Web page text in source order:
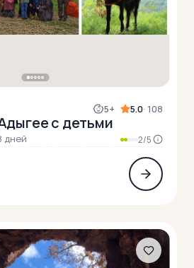
5+ 5.0· 108
с детьми
дней 2/5